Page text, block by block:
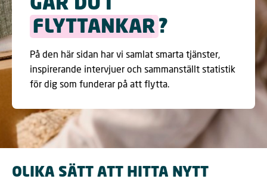
GÅR DU I
FLYTTANKAR ?
På den här sidan har vi samlat smarta tjänster,
inspirerande intervjuer och sammanställt statistik
för dig som funderar på att flytta.
OLIKA SÄTT ATT HITTA NYTT